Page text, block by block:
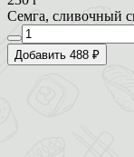
Семга, сливочный
Добавить 488 ₽